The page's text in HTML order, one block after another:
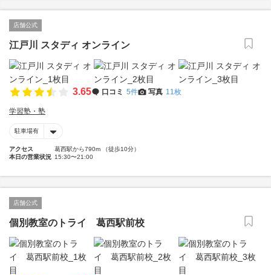
店舗公式
江戸川 スタディ オンライン
3.65 口コミ 5件 写真 11枚
学習塾・塾
駐車場有
アクセス
葛西駅から790m （徒歩10分）
本日の営業状況 15:30〜21:00
店舗公式
個別教室のトライ 葛西駅前校